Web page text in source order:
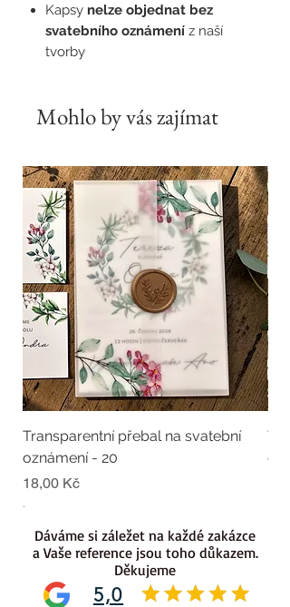
Kapsy nelze objednat bez
svatebního oznámení z naší
tvorby
Mohlo by vás zajímat
Transparentní přebal na svatební
oznámení - 20
Cena
18,00 Kč
.
5,0
Dáváme si záležet na každé zakázce
a Vaše reference jsou toho důkazem.
Děkujeme